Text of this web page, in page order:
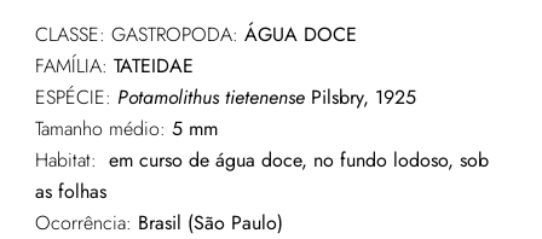
CLASSE: GASTROPODA: ÁGUA DOCE
FAMÍLIA: TATEIDAE
ESPÉCIE: Potamolithus tietenensePilsbry, 1925
Tamanho médio: 5 mm
Habitat: em curso de água doce, no fundo lodoso, sob
as folhas
Ocorrência: Brasil (São Paulo)